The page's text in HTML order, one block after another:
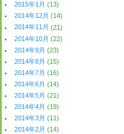
2015年1月 (13)
2014年12月 (14)
2014年11月 (21)
2014年10月 (22)
2014年9月 (23)
2014年8月 (15)
2014年7月 (16)
2014年6月 (14)
2014年5月 (21)
2014年4月 (19)
2014年3月 (11)
2014年2月 (14)